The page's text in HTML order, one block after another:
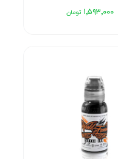
۱٬۵۹۳٬۰۰۰